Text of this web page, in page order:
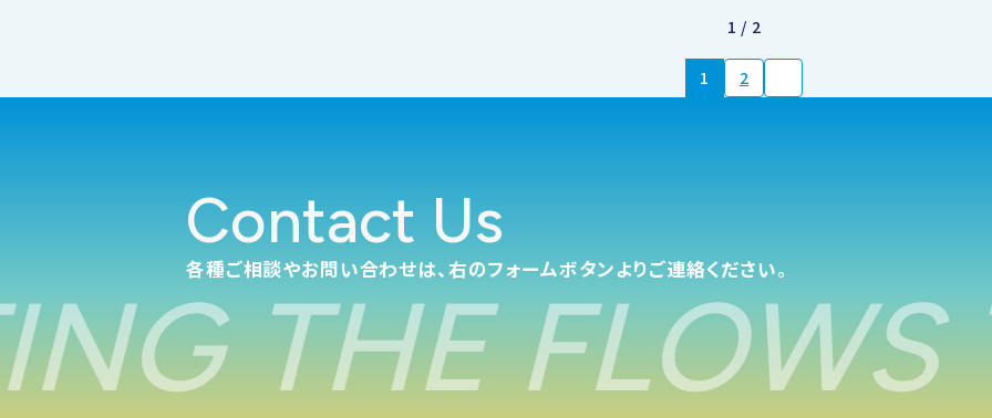
1 / 2
1 2
Contact Us
各種ご相談やお問い合わせは、右のフォームボタンよりご連絡ください。
THE FLOWS